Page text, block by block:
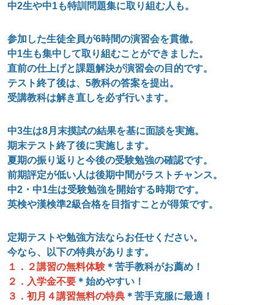
中2生や中1も特訓問題集に取り組む人も。
参加した生徒全員が6時間の演習会を貫徹。
中1生も集中して取り組むことができました。
直前の仕上げと課題解決が演習会の目的です。
テスト終了後は、5教科の答案を提出。
受講教科は解き直しを必ず行います。
中3生は8月末摸試の結果を基に面談を実施。
期末テスト終了後に実施します。
夏期の振り返りと今後の受験勉強の確認です。
前期評定が低い人は後期中間がラストチャンス。
中2・中1生は受験勉強を開始する時期です。
英検や漢検準2級合格を目指すことが得策です。
定期テストや勉強方法ならお任せください。
今なら、以下の特典があります。
１．２講習の無料体験 ＊苦手教科がお薦め！
２．入学金不要 ＊始めやすい！
３．初月４講習無料の特典 ＊ 苦手克服に最適！